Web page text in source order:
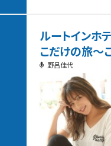
ルートインホ
こだけの旅～
野呂佳代